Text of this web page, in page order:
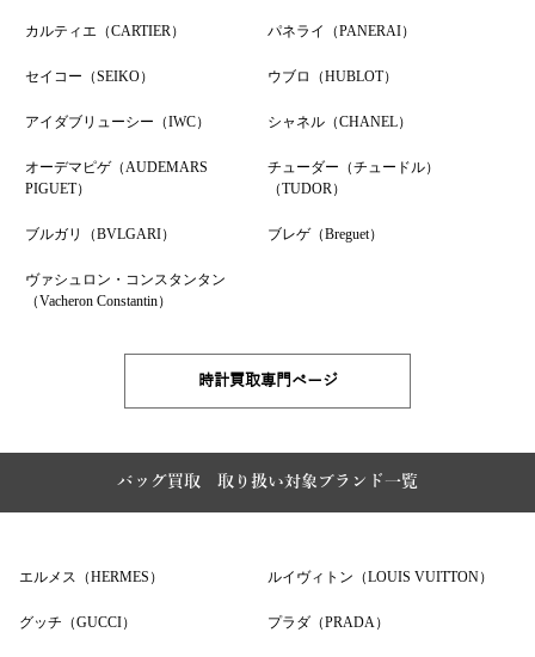
カルティエ（CARTIER） パネライ（PANERAI）
セイコー（SEIKO） ウブロ（HUBLOT）
アイダブリューシー（IWC） シャネル（CHANEL）
オーデマピゲ（AUDEMARS
PIGUET）
チューダー（チュードル）
（TUDOR）
ブルガリ（BVLGARI） ブレゲ（Breguet）
ヴァシュロン・コンスタンタン
（Vacheron Constantin）
時計買取専門ページ
バッグ買取 取り扱い対象ブランド一覧
エルメス（HERMES） ルイヴィトン（LOUIS VUITTON）
グッチ（GUCCI） プラダ（PRADA）